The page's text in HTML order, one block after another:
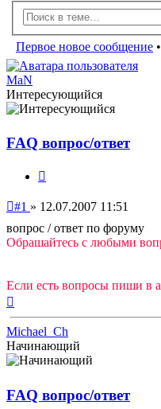
Первое новое сообщение
MaN
Интересующийся
FAQ вопрос/ответ
Непрочитанное
#1 » 12.07.2007 11:51
вопрос / ответ по форуму
Обрашайтесь с любыми
Если есть вопросы пиши в
началу
Michael_Ch
Начинающий
FAQ вопрос/ответ